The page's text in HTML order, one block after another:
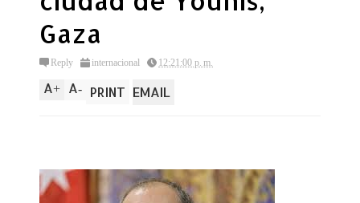
Gaza
Reply internacional 12:21:00 p. m.
A+ A- PRINT EMAIL